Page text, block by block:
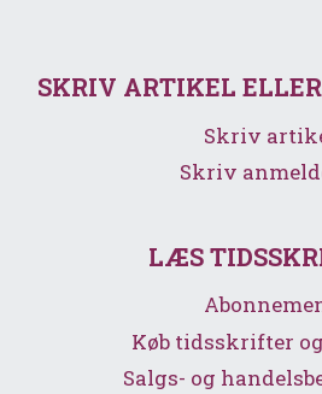
SKRIV ARTIKEL
Skriv
Skriv
LÆS
Køb tidsskrifter
Salgs- og